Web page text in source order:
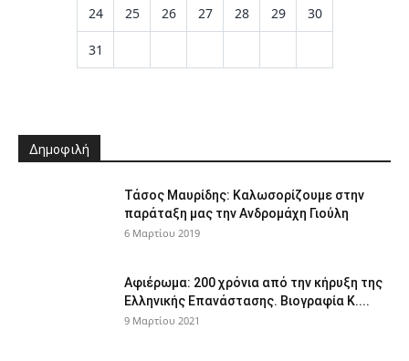
24 25 26 27 28 29 30
31
Δημοφιλή
Τάσος Μαυρίδης: Καλωσορίζουμε στην
παράταξη μας την Ανδρομάχη Γιούλη
6 Μαρτίου 2019
Αφιέρωμα: 200 χρόνια από την κήρυξη της
Ελληνικής Επανάστασης. Βιογραφία Κ....
9 Μαρτίου 2021